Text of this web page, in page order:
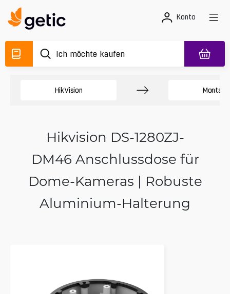
Konto
HikVision Montage
Hikvision DS-1280ZJ-
DM46 Anschlussdose für
Dome-Kameras | Robuste
Aluminium-Halterung